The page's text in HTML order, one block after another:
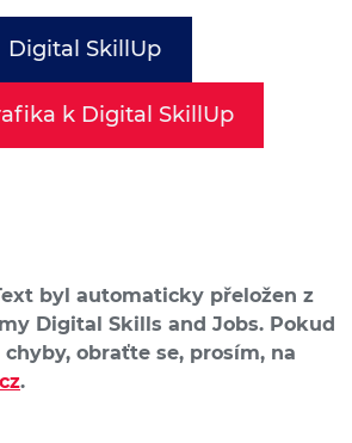
Digital SkillUp
k Digital SkillUp
byl automaticky přeložen z
Digital Skills and Jobs. Pokud
obraťte se, prosím, na
.